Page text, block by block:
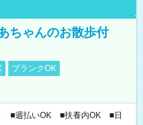
ちゃんのお散歩付
ブランクOK
■週払いOK ■扶養内OK ■日